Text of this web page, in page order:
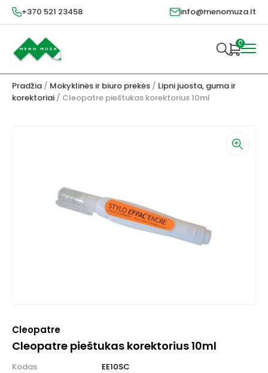
+370 521 23458 info@menomuza.lt
0
Pradžia / Mokyklinės ir biuro prekės / Lipni juosta, guma ir
korektoriai / Cleopatre pieštukas korektorius 10ml
Cleopatre
Cleopatre pieštukas korektorius 10ml
Kodas
EE10SC